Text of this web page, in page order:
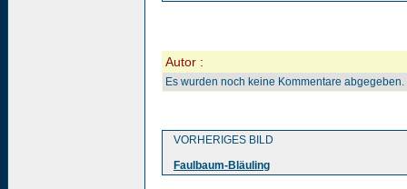
Autor :
Es wurden noch keine Kommentare abgegeben.
VORHERIGES BILD
Faulbaum-Bläuling